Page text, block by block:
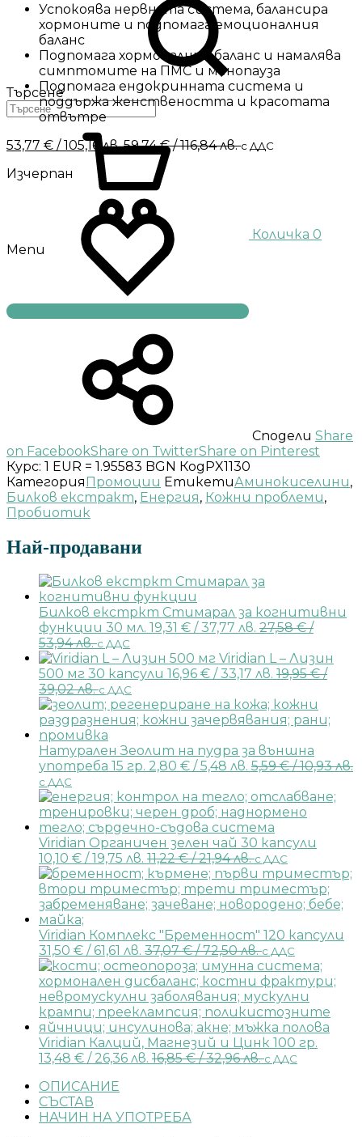
Търсене
Количка 0
Menu
Успокоява нервната система, балансира
хормоните и подпомага емоционалния
баланс
Подпомага хормоналния баланс и намалява
симптомите на ПМС и менопауза
Подпомага ендокринната система и
поддържа женствеността и красотата
отвътре
53,77 € / 105,16 лв.59,74€/ 116,84 лв.с ДДС
Изчерпан
Сподели Share
on FacebookShare on TwitterShare on Pinterest
Курс: 1 EUR = 1.95583 BGN КодPX1130
КатегорияПромоции ЕтикетиАминокиселини,
Билков екстракт, Енергия, Кожни проблеми,
Пробиотик
Най-продавани
Билков екстркт Стимарал за когнитивни
функции 30 мл. 19,31 € / 37,77 лв. 27,58€/
53,94 лв.с ДДС
Viridian L – Лизин
500 мг 30 капсули 16,96 € / 33,17 лв. 19,95€/
39,02 лв.с ДДС
Натурален Зеолит на пудра за външна
употреба 15 гр. 2,80 € / 5,48 лв. 5,59€/ 10,93 лв.
с ДДС
Viridian Органичен зелен чай 30 капсули
10,10 € / 19,75 лв. 11,22€/ 21,94 лв.с ДДС
Viridian Комплекс "Бременност" 120 капсули
31,50 € / 61,61 лв. 37,07€/ 72,50 лв.с ДДС
Viridian Калций, Магнезий и Цинк 100 гр.
13,48 € / 26,36 лв. 16,85€/ 32,96 лв.с ДДС
ОПИСАНИЕ
СЪСТАВ
НАЧИН НА УПОТРЕБА